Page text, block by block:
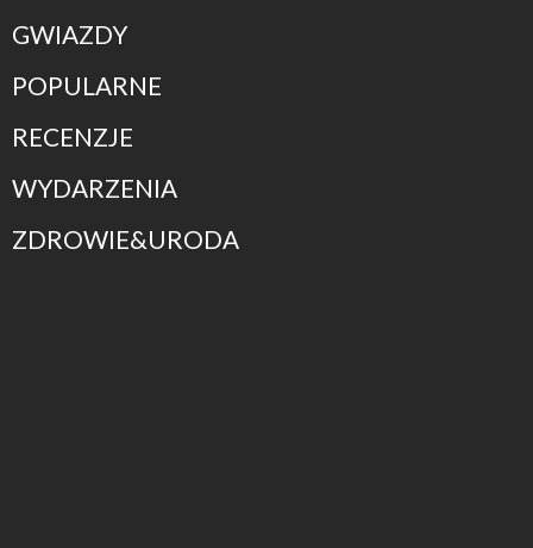
GWIAZDY
POPULARNE
RECENZJE
WYDARZENIA
ZDROWIE&URODA